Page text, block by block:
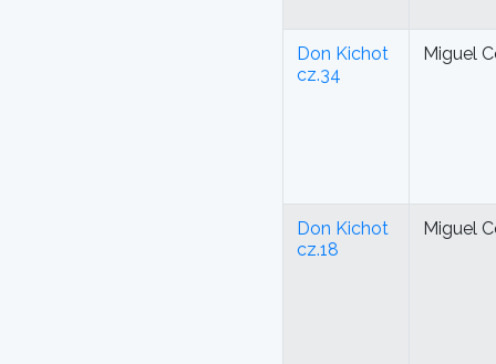
Don Kichot
cz.34
Miguel
Don Kichot
cz.18
Miguel